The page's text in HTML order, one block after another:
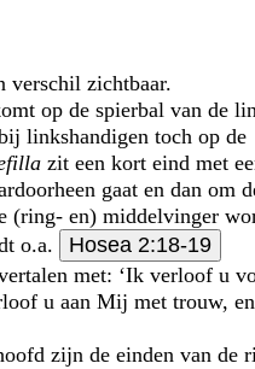
verschil zichtbaar.
op de spierbal van de
linkshandigen toch op de
zit een kort eind met
gaat en dan om
(ring- en) middelvinger
o.a.
Hosea 2:18-19
met: ‘Ik verloof u
u aan Mij met trouw,
zijn de einden van de